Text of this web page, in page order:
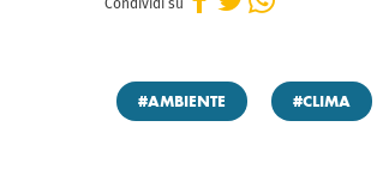
#AMBIENTE #CLIMA